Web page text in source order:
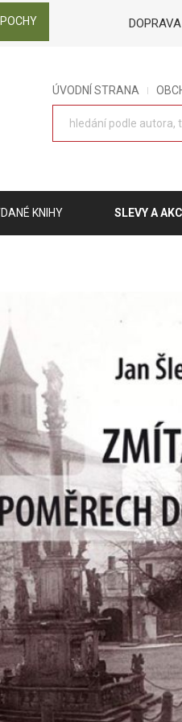
ÚVODNÍ STRANA
KNIHY SLEVY A